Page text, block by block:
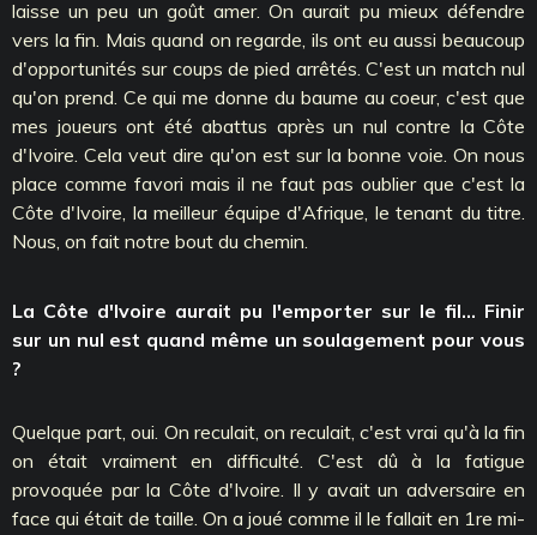
laisse un peu un goût amer. On aurait pu mieux défendre
vers la fin. Mais quand on regarde, ils ont eu aussi beaucoup
d'opportunités sur coups de pied arrêtés. C'est un match nul
qu'on prend. Ce qui me donne du baume au coeur, c'est que
mes joueurs ont été abattus après un nul contre la Côte
d'Ivoire. Cela veut dire qu'on est sur la bonne voie. On nous
place comme favori mais il ne faut pas oublier que c'est la
Côte d'Ivoire, la meilleur équipe d'Afrique, le tenant du titre.
Nous, on fait notre bout du chemin.
La Côte d'Ivoire aurait pu l'emporter sur le fil... Finir
sur un nul est quand même un soulagement pour vous
?
Quelque part, oui. On reculait, on reculait, c'est vrai qu'à la fin
on était vraiment en difficulté. C'est dû à la fatigue
provoquée par la Côte d'Ivoire. Il y avait un adversaire en
face qui était de taille. On a joué comme il le fallait en 1re mi-